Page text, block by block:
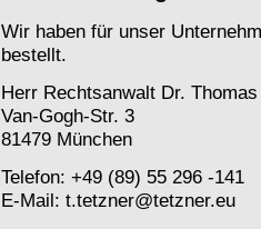
Wir haben für unser
bestellt.
Herr Rechtsanwalt Dr. Thomas
Van-Gogh-Str. 3
81479 München
Telefon: +49 (89) 55 296 -141
E-Mail: t.tetzner@tetzner.eu